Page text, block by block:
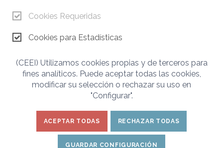
Cofinanciado por:
*This project has received funding from the European Union's Digital
Programme under the grant agreement No 101083906. Views and opinions
expressed are however those of the author(s) only and do not necessarily
reflect those of the European Union (DGCNECT). Neithrt the European Union
Cookies Requeridas
Cookies para Estadísticas
(CEEI) Utilizamos cookies propias y de terceros para
fines analíticos. Puede aceptar todas las cookies,
modificar su selección o rechazar su uso en
"Configurar".
ACEPTAR TODAS RECHAZAR TODAS
GUARDAR CONFIGURACIÓN